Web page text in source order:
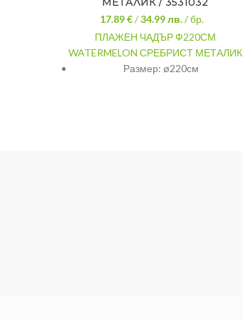
17.89 €/34.99лв. / бр.
ПЛАЖЕН ЧАДЪР Ф220СМ
WATERMELON СРЕБРИСТ МЕТАЛИК
Размер: ø220см